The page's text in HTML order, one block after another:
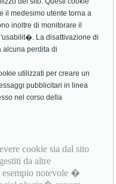
il medesimo utente torna a
inoltre di monitorare il
La disattivazione di
perdita di
utilizzati per creare un
pubblicitari in linea
nel corso della
cookie sia dal sito
da altre
notevole �